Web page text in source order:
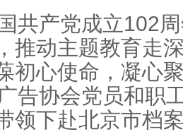
共产党成立102
推动主题教育走
初心使命，凝心
告协会党员和职
领下赴北京市档